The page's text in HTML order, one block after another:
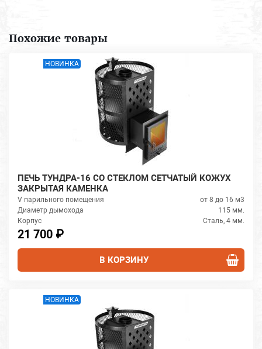
Похожие товары
НОВИНКА
ПЕЧЬ ТУНДРА-16 СО СТЕКЛОМ СЕТЧАТЫЙ КОЖУХ
ЗАКРЫТАЯ КАМЕНКА
V парильного помещения
от 8 до 16 м3
Диаметр дымохода
115 мм.
Корпус
Сталь, 4 мм.
21 700 ₽
В КОРЗИНУ
НОВИНКА